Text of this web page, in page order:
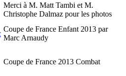
Merci à M. Matt Tambi et M.
Christophe Dalmaz pour les photos
Coupe de France Enfant 2013 par
Marc Arnaudy
Coupe de France 2013 Combat